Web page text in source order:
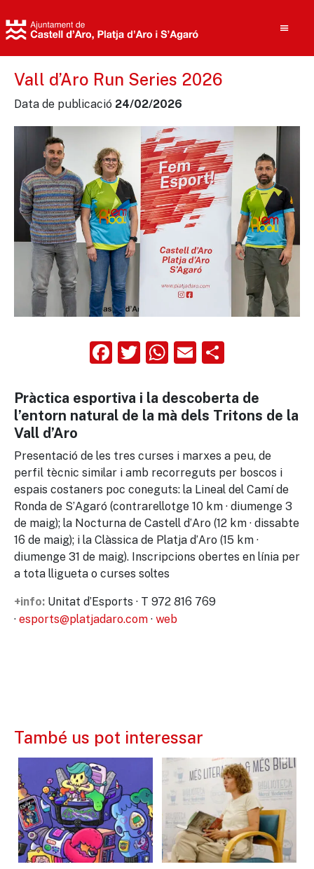
Vall d’Aro Run Series 2026
Data de publicació 24/02/2026
Facebook
Twitter
WhatsApp
Email
Pràctica esportiva i la descoberta de
l’entorn natural de la mà dels Tritons de la
Vall d’Aro
Presentació de les tres curses i marxes a peu, de
perfil tècnic similar i amb recorreguts per boscos i
espais costaners poc coneguts: la Lineal del Camí de
Ronda de S’Agaró (contrarellotge 10 km · diumenge 3
de maig); la Nocturna de Castell d’Aro (12 km · dissabte
16 de maig); i la Clàssica de Platja d’Aro (15 km ·
diumenge 31 de maig). Inscripcions obertes en línia per
a tota lligueta o curses soltes
+info: Unitat d’Esports · T 972 816 769
· esports@platjadaro.com · web
També us pot interessar